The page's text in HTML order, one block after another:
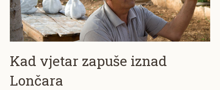
Kad vjetar zapuše iznad
Lončara